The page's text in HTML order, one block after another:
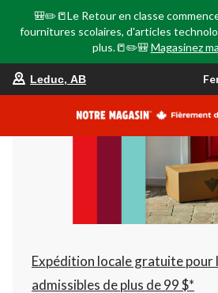
🎒✏️📒Le Retour en classe
fournitures scolaires, d'articles
plus.📒✏️🎒 Magasinez
votre
est
AB,
Fermé,
à
06:00
changer
Leduc, AB
Expédition locale gratuite pour
admissibles de plus de 99 $*